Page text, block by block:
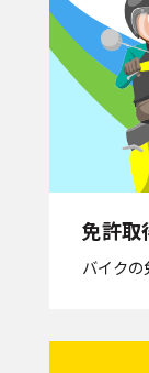
免許取
バイク